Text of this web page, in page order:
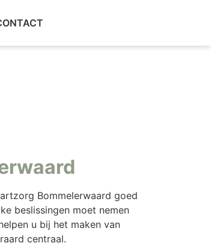
Bommelerwaard goed
beslissingen moet nemen
u bij het maken van
centraal.